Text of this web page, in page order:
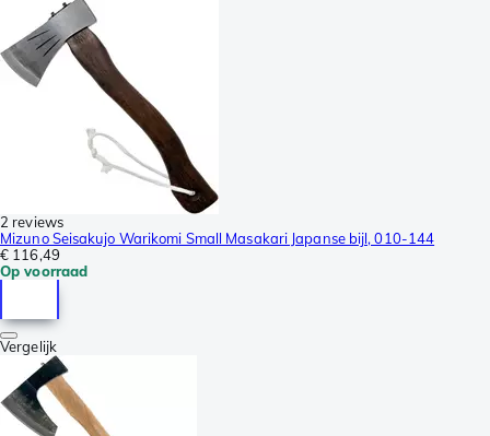
2 reviews
Mizuno Seisakujo Warikomi Small Masakari Japanse bijl, 010-144
€ 116,49
Op voorraad
Vergelijk